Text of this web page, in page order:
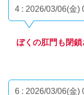
4 : 2026/03/06(金)
ぼくの肛門も閉
6 : 2026/03/06(金)